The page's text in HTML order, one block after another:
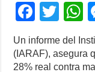
F
a
c
T
wi
tt
h
Un informe del
(IARAF), asegura
28% real contra